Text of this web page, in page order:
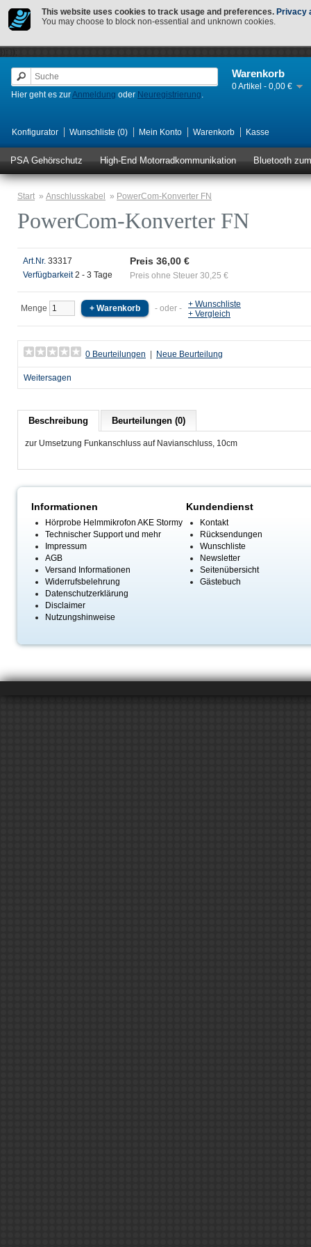
This website uses cookies to track usage and preferences. Privacy
You may choose to block non-essential and unknown cookies.
Warenkorb
0 Artikel - 0,00 €
Hier geht es zurAnmeldung oder Neuregistrierung.
Konfigurator Wunschliste (0) Mein Konto Warenkorb Kasse
PSA Gehörschutz High-End Motorradkommunikation Bluetooth
Start » Anschlusskabel » PowerCom-Konverter FN
PowerCom-Konverter FN
Art.Nr. 33317
Verfügbarkeit2 - 3 Tage
Preis 36,00 €
Preis ohne Steuer 30,25 €
Menge - oder -
+ Wunschliste
+ Vergleich
0 Beurteilungen Neue Beurteilung
Weitersagen
Beschreibung Beurteilungen (0)
zur Umsetzung Funkanschluss auf Navianschluss, 10cm
Informationen
Hörprobe Helmmikrofon AKE Stormy
Technischer Support und mehr
Impressum
AGB
Versand Informationen
Widerrufsbelehrung
Datenschutzerklärung
Disclaimer
Nutzungshinweise
Kundendienst
Kontakt
Rücksendungen
Wunschliste
Newsletter
Seitenübersicht
Gästebuch